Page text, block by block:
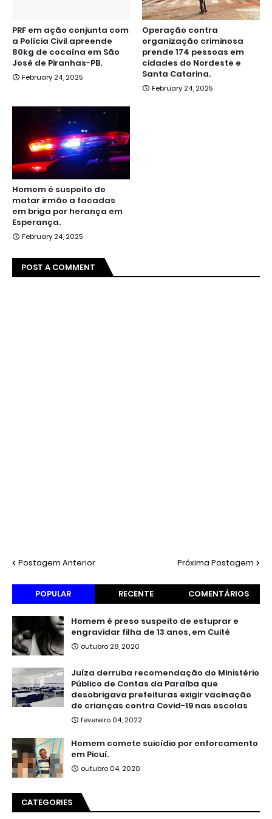
PRF em ação conjunta com
a Polícia Civil apreende
80kg de cocaína em São
José de Piranhas-PB.
February 24, 2025
Operação contra
organização criminosa
prende 174 pessoas em
cidades do Nordeste e
Santa Catarina.
February 24, 2025
Homem é suspeito de
matar irmão a facadas
em briga por herança em
Esperança.
February 24, 2025
POST A COMMENT
Postagem Anterior Próxima Postagem
POPULAR RECENTE COMENTÁRIOS
Homem é preso suspeito de estuprar e
engravidar filha de 13 anos, em Cuité
outubro 28, 2020
Juíza derruba recomendação do Ministério
Público de Contas da Paraíba que
desobrigava prefeituras exigir vacinação
de crianças contra Covid-19 nas escolas
fevereiro 04, 2022
Homem comete suicídio por enforcamento
em Picuí.
outubro 04, 2020
CATEGORIES